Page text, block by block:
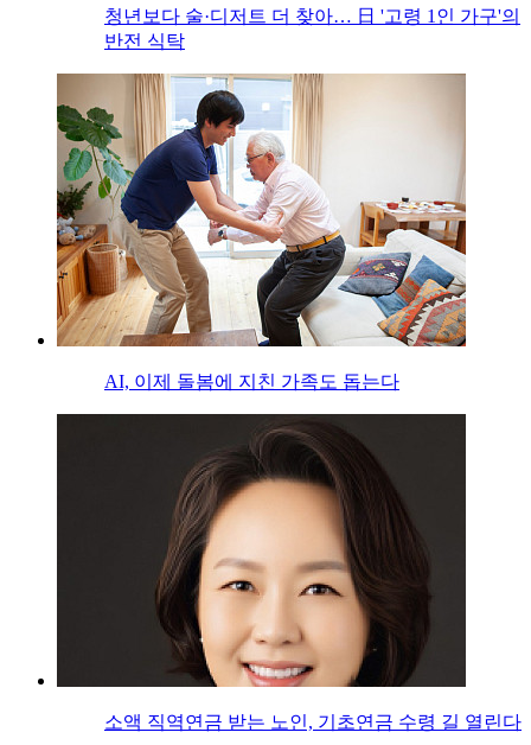
청년보다 술·디저트 더 찾아… 日 '고령 1인 가구'의
반전 식탁
AI, 이제 돌봄에 지친 가족도 돕는다
소액 직역연금 받는 노인, 기초연금 수령 길 열린다